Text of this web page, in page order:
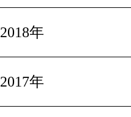
2018年
2017年